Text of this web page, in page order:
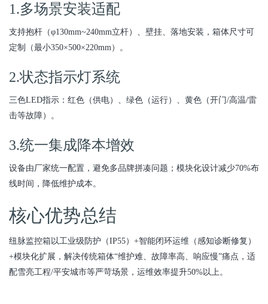
1.多场景安装适配
支持抱杆（φ130mm~240mm立杆）、壁挂、落地安装，箱体尺寸可
定制（最小350×500×220mm）。
2.状态指示灯系统
三色LED指示：红色（供电）、绿色（运行）、黄色（开门/高温/雷
击等故障）。
3.统一集成降本增效
设备由厂家统一配置，避免多品牌拼凑问题；模块化设计减少70%布
线时间，降低维护成本。
核心优势总结
纽脉监控箱以工业级防护（IP55）+智能闭环运维（感知诊断修复）
+模块化扩展，解决传统箱体“维护难、故障率高、响应慢”痛点，适
配雪亮工程/平安城市等严苛场景，运维效率提升50%以上。